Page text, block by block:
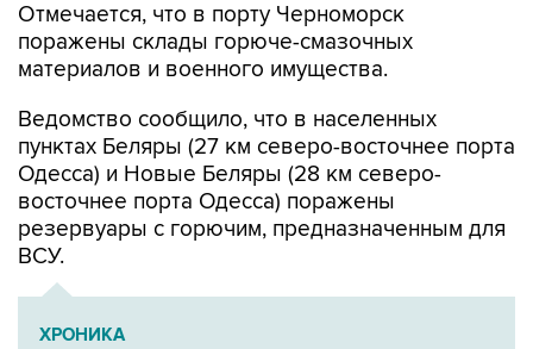
Отмечается, что в порту Черноморск
поражены склады горюче-смазочных
материалов и военного имущества.
Ведомство сообщило, что в населенных
пунктах Беляры (27 км северо-восточнее порта
Одесса) и Новые Беляры (28 км северо-
восточнее порта Одесса) поражены
резервуары с горючим, предназначенным для
ВСУ.
ХРОНИКА